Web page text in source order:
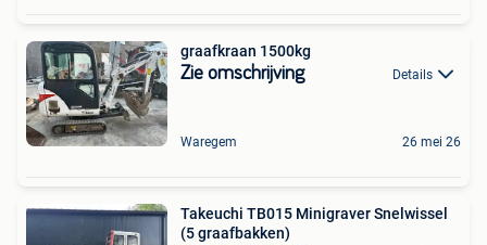
graafkraan 1500kg
Zie omschrijving Details
Waregem 26 mei 26
Takeuchi TB015 Minigraver Snelwissel
(5 graafbakken)